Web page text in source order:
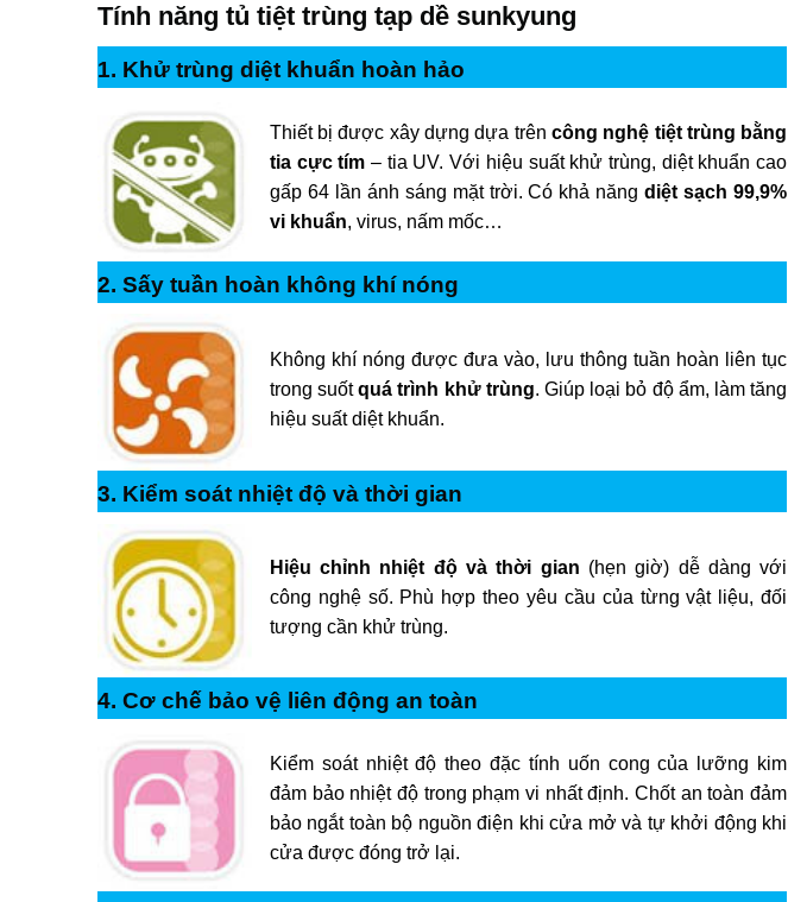
Tính năng tủ tiệt trùng tạp dề sunkyung
1. Khử trùng diệt khuẩn hoàn hảo
Thiết bị được xây dựng dựa trên công nghệ tiệt trùng bằng
tia cực tím – tia UV. Với hiệu suất khử trùng, diệt khuẩn cao
gấp 64 lần ánh sáng mặt trời. Có khả năngdiệt sạch 99,9%
vi khuẩn, virus, nấm mốc…
2. Sấy tuần hoàn không khí nóng
Không khí nóng được đưa vào, lưu thông tuần hoàn liên tục
trong suốtquá trình khử trùng. Giúp loại bỏ độ ẩm, làm tăng
hiệu suất diệt khuẩn.
3. Kiểm soát nhiệt độ và thời gian
Hiệu chỉnh nhiệt độ và thời gian (hẹn giờ) dễ dàng với
công nghệ số. Phù hợp theo yêu cầu của từng vật liệu, đối
tượng cần khử trùng.
4. Cơ chế bảo vệ liên động an toàn
Kiểm soát nhiệt độ theo đặc tính uốn cong của lưỡng kim
đảm bảo nhiệt độ trong phạm vi nhất định. Chốt an toàn đảm
bảo ngắt toàn bộ nguồn điện khi cửa mở và tự khởi động khi
cửa được đóng trở lại.